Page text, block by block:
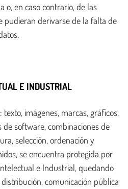
o, en caso contrario, de las
pudieran derivarse de la falta de
E INDUSTRIAL
imágenes, marcas, gráficos,
de software, combinaciones de
selección, ordenación y
se encuentra protegida por
e Industrial, quedando
comunicación pública